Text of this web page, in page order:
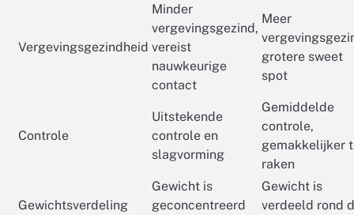
Vergevingsgezindheid
Minder
vergevingsgezind,
vereist
nauwkeurige
contact
Meer
grotere sweet
spot
Controle
Uitstekende
controle en
slagvorming
Gemiddelde
controle,
gemakkelijker
raken
Gewichtsverdeling
Gewicht is
geconcentreerd
Gewicht is
verdeeld rond